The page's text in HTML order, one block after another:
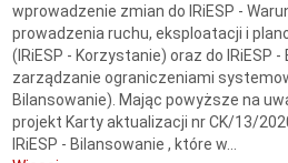
wprowadzenie zmian do IRiESP -
prowadzenia ruchu, eksploatacji i
(IRiESP - Korzystanie) oraz do IRiESP
zarządzanie ograniczeniami
Bilansowanie). Mając powyższe na
projekt Karty aktualizacji nr CK/13/
IRiESP - Bilansowanie , które w...